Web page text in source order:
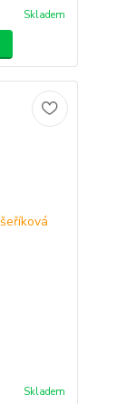
Skladem
Skladem